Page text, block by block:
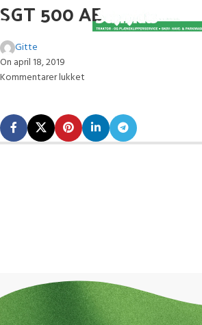
SGT 500 AE
Gitte
On april 18, 2019
Kommentarer lukket